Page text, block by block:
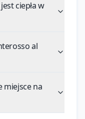
ciepła w
al
miejsce na